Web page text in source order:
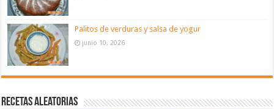
Palitos de verduras y salsa de yogur
junio 10, 2026
Recetas aleatorias